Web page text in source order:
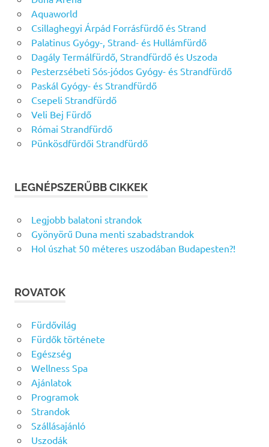
Aquaworld
Csillaghegyi Árpád Forrásfürdő és Strand
Palatinus Gyógy-, Strand- és Hullámfürdő
Dagály Termálfürdő, Strandfürdő és Uszoda
Pesterzsébeti Sós-jódos Gyógy- és Strandfürdő
Paskál Gyógy- és Strandfürdő
Csepeli Strandfürdő
Veli Bej Fürdő
Római Strandfürdő
Pünkösdfürdői Strandfürdő
LEGNÉPSZERŰBB CIKKEK
Legjobb balatoni strandok
Gyönyörű Duna menti szabadstrandok
Hol úszhat 50 méteres uszodában Budapesten?!
ROVATOK
Fürdővilág
Fürdők története
Egészség
Wellness Spa
Ajánlatok
Programok
Strandok
Szállásajánló
Uszodák